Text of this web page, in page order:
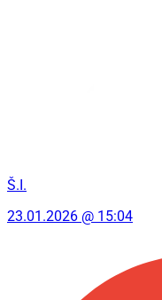
Š.I.
23.01.2026 @ 15:04